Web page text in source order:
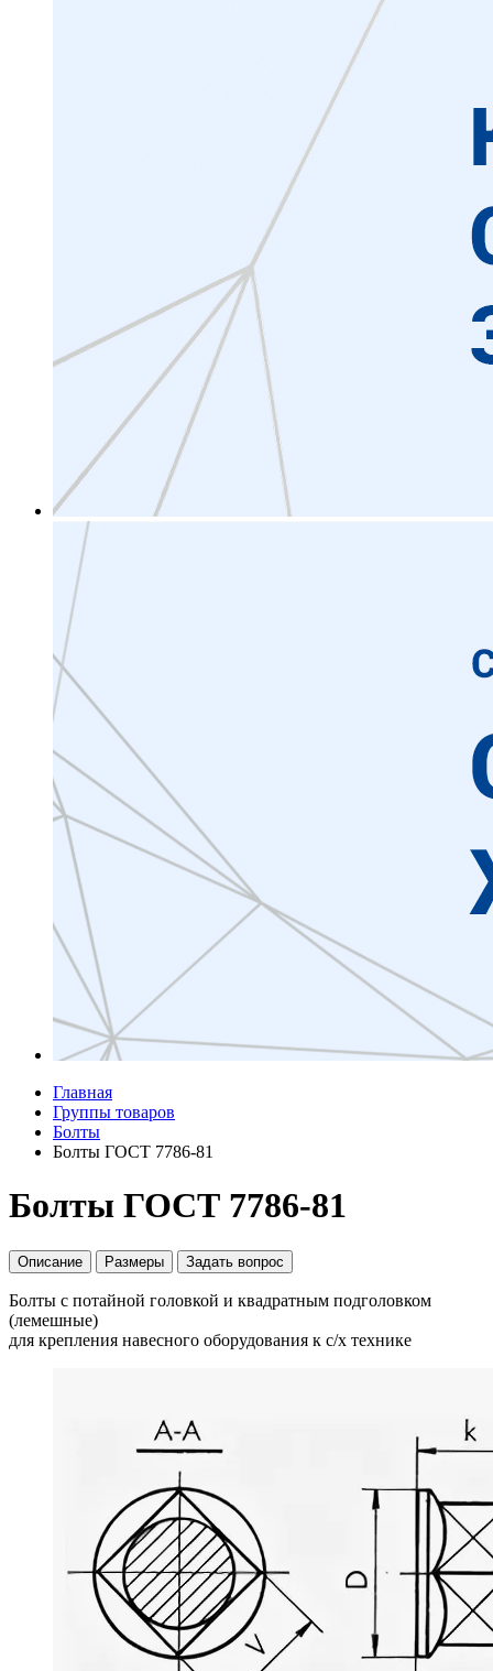
Главная
Группы товаров
Болты
Болты ГОСТ 7786-81
Болты ГОСТ 7786-81
Описание Размеры Задать вопрос
Болты с потайной головкой и квадратным подголовком
(лемешные)
для крепления навесного оборудования к с/х технике